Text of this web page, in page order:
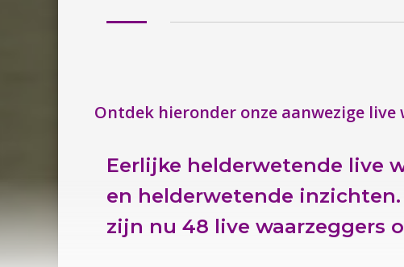
Ontdek hieronder onze aanwezige live
Eerlijke helderwetende live
en helderwetende inzichten.
zijn nu 48 live waarzeggers